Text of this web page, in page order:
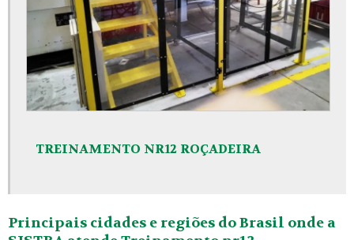
TREINAMENTO NR12 ROÇADEIRA
Principais cidades e regiões do Brasil onde a